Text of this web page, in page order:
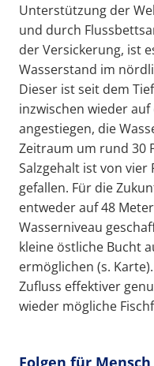
Unterstützung der
und durch
der Versickerung, ist
Wasserstand im
Dieser ist seit dem
inzwischen wieder
angestiegen, die
Zeitraum um rund 30
Salzgehalt ist von
gefallen. Für die
entweder auf 48
Wasserniveau
kleine östliche Bucht
ermöglichen (s.
Zufluss effektiver
wieder mögliche
Folgen für